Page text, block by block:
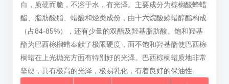
白，质硬而脆，不溶于水，有光泽。主要成分为棕榈酸蜂蜡
酯、脂肪酸脂、蜡酸和烃类成份，由十六烷酸鲸蜡醇酯构成
（占84-85%），还有少量的双酯及羟基脂肪酸。饱和羟基
酯为巴西棕榈蜡奉献了极限硬度，而不饱和羟基酯使巴西棕
榈蜡在上光抛光方面有特别好的光泽。巴西棕榈蜡质地非常
坚硬，具有极高的光泽，极易乳化，有着良好的保油性.